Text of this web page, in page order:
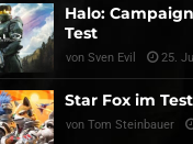
Halo:
Test
von Sven Evil 25.
Star Fox im Test
von Tom Steinbauer